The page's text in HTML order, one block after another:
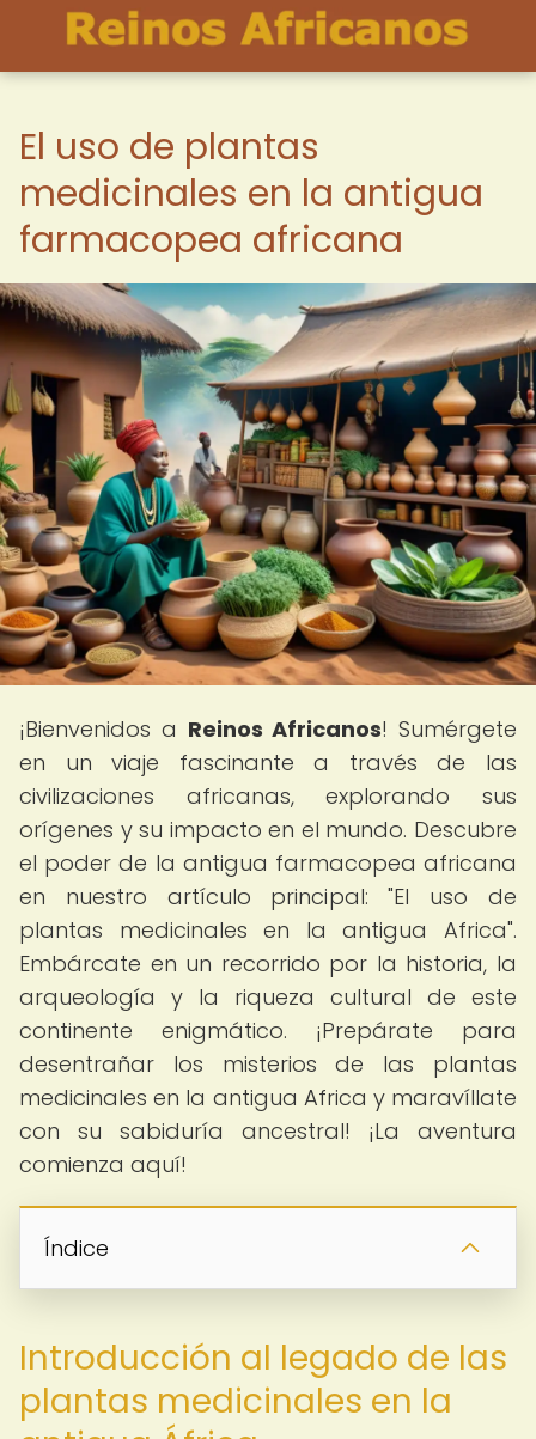
El uso de plantas
medicinales en la antigua
farmacopea africana
¡Bienvenidos a Reinos Africanos! Sumérgete
en un viaje fascinante a través de las
civilizaciones africanas, explorando sus
orígenes y su impacto en el mundo. Descubre
el poder de la antigua farmacopea africana
en nuestro artículo principal: "El uso de
plantas medicinales en la antigua Africa".
Embárcate en un recorrido por la historia, la
arqueología y la riqueza cultural de este
continente enigmático. ¡Prepárate para
desentrañar los misterios de las plantas
medicinales en la antigua Africa y maravíllate
con su sabiduría ancestral! ¡La aventura
comienza aquí!
Índice
Introducción al legado de las
plantas medicinales en la